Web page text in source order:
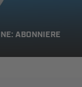
ABONNIERE